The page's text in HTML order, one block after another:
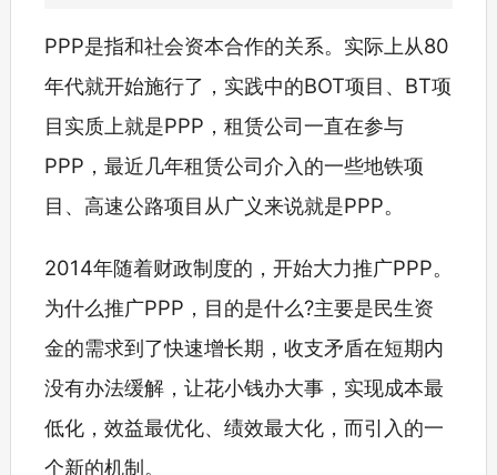
PPP是指和社会资本合作的关系。实际上从80
年代就开始施行了，实践中的BOT项目、BT项
目实质上就是PPP，租赁公司一直在参与
PPP，最近几年租赁公司介入的一些地铁项
目、高速公路项目从广义来说就是PPP。
2014年随着财政制度的，开始大力推广PPP。
为什么推广PPP，目的是什么?主要是民生资
金的需求到了快速增长期，收支矛盾在短期内
没有办法缓解，让花小钱办大事，实现成本最
低化，效益最优化、绩效最大化，而引入的一
个新的机制。